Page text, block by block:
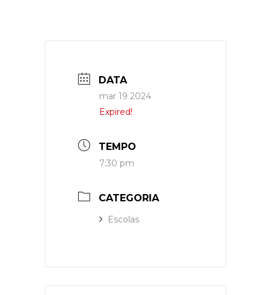
DATA
mar 19 2024
Expired!
TEMPO
7:30 pm
CATEGORIA
Escolas